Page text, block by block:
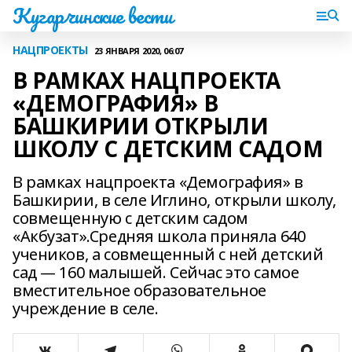
Кугарчинские вести
НАЦПРОЕКТЫ 23 ЯНВАРЯ 2020, 06:07
В РАМКАХ НАЦПРОЕКТА
«ДЕМОГРАФИЯ» В
БАШКИРИИ ОТКРЫЛИ
ШКОЛУ С ДЕТСКИМ САДОМ
В рамках нацпроекта «Демография» в
Башкирии, в селе Иглино, открыли школу,
совмещенную с детским садом
«Акбузат».Средняя школа приняла 640
учеников, а совмещенный с ней детский
сад — 160 малышей. Сейчас это самое
вместительное образовательное
учреждение в селе.